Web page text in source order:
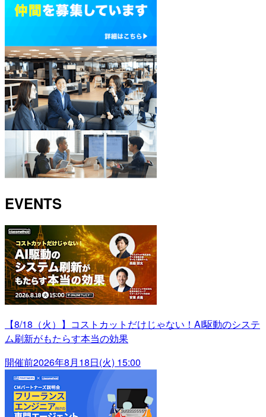
EVENTS
【8/18（火）】コストカットだけじゃない！AI駆動のシステ
ム刷新がもたらす本当の効果
開催前2026年8月18日(火) 15:00